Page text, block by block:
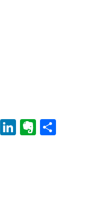
Pinterest
LinkedIn